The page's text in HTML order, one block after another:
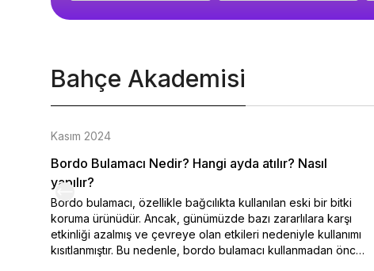
Bahçe Akademisi
Kasım 2024
Bordo Bulamacı Nedir? Hangi ayda atılır? Nasıl
yapılır?
Bordo bulamacı, özellikle bağcılıkta kullanılan eski bir bitki
koruma ürünüdür. Ancak, günümüzde bazı zararlılara karşı
etkinliği azalmış ve çevreye olan etkileri nedeniyle kullanımı
kısıtlanmıştır. Bu nedenle, bordo bulamacı kullanmadan önce